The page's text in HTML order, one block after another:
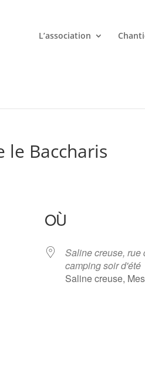
L’association
quand avec votre smartphone
Baccharis
OÙ
Saline creuse, rue
camping soir d'été
Saline creuse,